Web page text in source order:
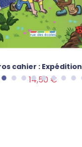
cahier :
14,50 €